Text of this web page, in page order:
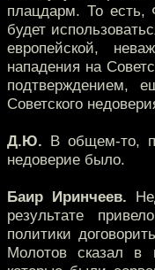
плацдарм. То есть,
будет
европейской,
нападения на
подтверждением,
Советского
Д.Ю. В общем-то,
недоверие было.
Баир Иринчеев.
результате
политики
Молотов сказал в